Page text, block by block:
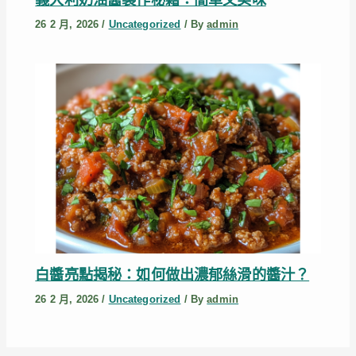
26 2 月, 2026/ Uncategorized / Byadmin
白醬亮點揭秘：如何做出濃郁絲滑的醬汁？
26 2 月, 2026/ Uncategorized / Byadmin